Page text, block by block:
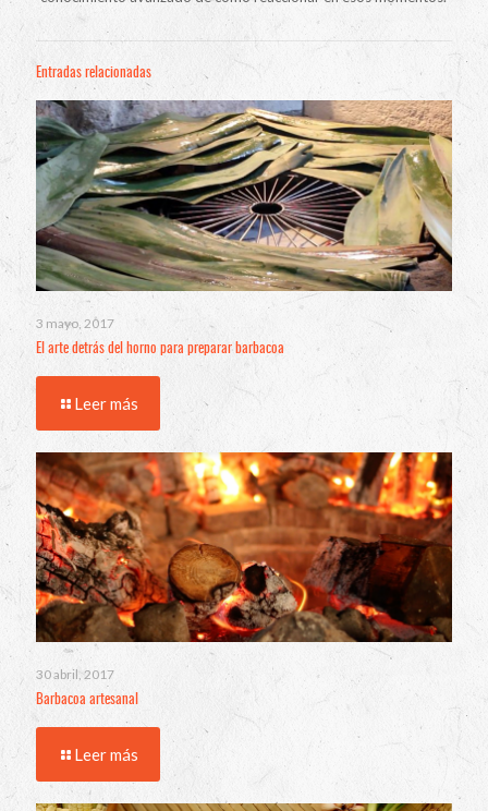
Entradas relacionadas
3 mayo, 2017
El arte detrás del horno para preparar barbacoa
Leer más
30 abril, 2017
Barbacoa artesanal
Leer más